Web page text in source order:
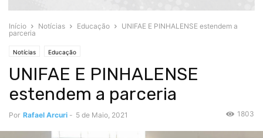
Início Notícias Educação
UNIFAE E PINHALENSE estendem a
parceria
Notícias Educação
UNIFAE E PINHALENSE
estendem a parceria
Por Rafael Arcuri - 5 de Maio, 2021 1803